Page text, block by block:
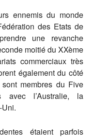
ennemis du monde
des Etats de
une revanche
moitié du XXème
commerciaux très
également du côté
membres du Five
avec l’Australie, la
étaient parfois